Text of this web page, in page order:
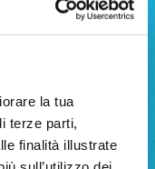
la tua
terze parti,
finalità illustrate